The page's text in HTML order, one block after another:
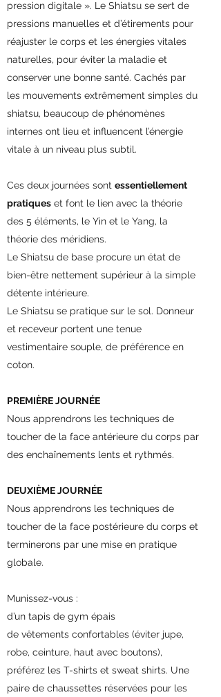
pression digitale ». Le Shiatsu se sert de
pressions manuelles et d’étirements pour
réajuster le corps et les énergies vitales
naturelles, pour éviter la maladie et
conserver une bonne santé. Cachés par
les mouvements extrêmement simples du
shiatsu, beaucoup de phénomènes
internes ont lieu et influencent l’énergie
vitale à un niveau plus subtil.
Ces deux journées sont essentiellement
pratiques et font le lien avec la théorie
des 5 éléments, le Yin et le Yang, la
théorie des méridiens.
Le Shiatsu de base procure un état de
bien-être nettement supérieur à la simple
détente intérieure.
Le Shiatsu se pratique sur le sol. Donneur
et receveur portent une tenue
vestimentaire souple, de préférence en
coton.
PREMIÈRE JOURNÉE
Nous apprendrons les techniques de
toucher de la face antérieure du corps par
des enchaînements lents et rythmés.
DEUXIÈME JOURNÉE
Nous apprendrons les techniques de
toucher de la face postérieure du corps et
terminerons par une mise en pratique
globale.
Munissez-vous :
d’un tapis de gym épais
de vêtements confortables (éviter jupe,
robe, ceinture, haut avec boutons),
préférez les T-shirts et sweat shirts. Une
paire de chaussettes réservées pour les